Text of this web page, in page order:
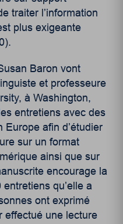
traiter l’information
plus exigeante
).
Baron vont
et professeure
à Washington,
entretiens avec des
afin d’étudier
sur un format
ainsi que sur
encourage la
qu’elle a
ont exprimé
effectué une lecture